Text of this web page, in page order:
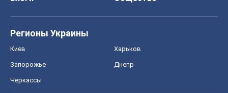
Регионы Украины
Киев Харьков
Запорожье Днепр
Черкассы